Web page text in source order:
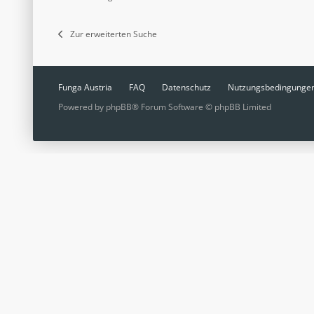
Zur erweiterten Suche
Funga Austria FAQ Datenschutz
Powered by phpBB® Forum Software © phpBB Limited